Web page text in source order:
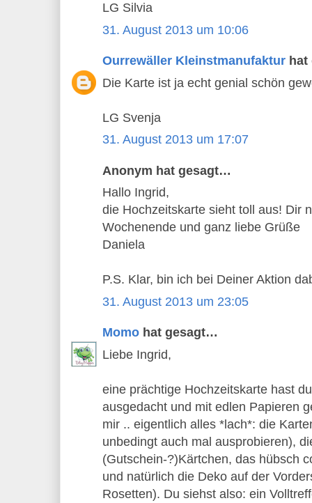
LG Silvia
31. August 2013 um 10:06
Ourrewäller Kleinstmanufaktur
Die Karte ist ja echt genial schön
LG Svenja
31. August 2013 um 17:07
Anonym hat gesagt…
Hallo Ingrid,
die Hochzeitskarte sieht toll aus! Dir
Wochenende und ganz liebe Grüße
Daniela
P.S. Klar, bin ich bei Deiner Aktion
31. August 2013 um 23:05
Momo hat gesagt…
Liebe Ingrid,
eine prächtige Hochzeitskarte hast
ausgedacht und mit edlen Papieren
mir .. eigentlich alles *lach*: die
unbedingt auch mal ausprobieren),
(Gutschein-?)Kärtchen, das hübsch
und natürlich die Deko auf der
Rosetten). Du siehst also: ein